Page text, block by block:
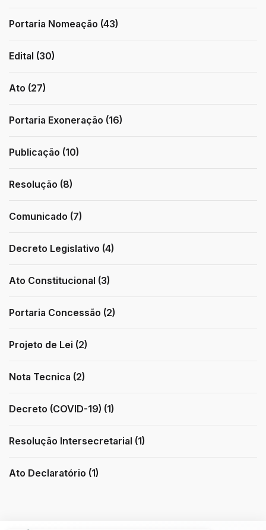
Portaria Nomeação (43)
Edital (30)
Ato (27)
Portaria Exoneração (16)
Publicação (10)
Resolução (8)
Comunicado (7)
Decreto Legislativo (4)
Ato Constitucional (3)
Portaria Concessão (2)
Projeto de Lei (2)
Nota Tecnica (2)
Decreto (COVID-19) (1)
Resolução Intersecretarial (1)
Ato Declaratório (1)